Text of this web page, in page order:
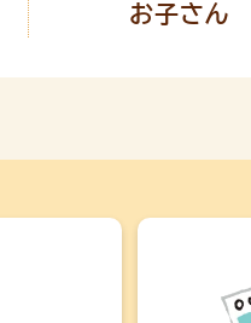
お子さん